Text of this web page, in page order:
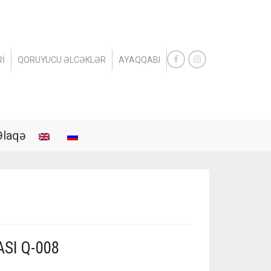
QORUYUCU ƏLCƏKLƏR AYAQQABI
Q-008